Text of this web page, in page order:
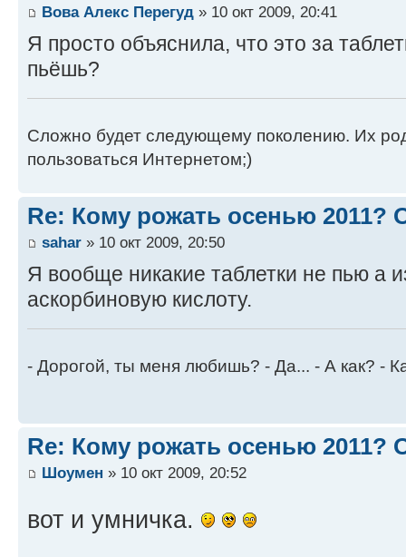
Вова Алекс Перегуд » 10 окт 2009, 20:41
Я просто объяснила, что это за
пьёшь?
Сложно будет следующему поколению. Их
пользоваться Интернетом;)
Re: Кому рожать осенью 2011?
sahar » 10 окт 2009, 20:50
Я вообще никакие таблетки не пью а
аскорбиновую кислоту.
- Дорогой, ты меня любишь? - Да... - А как? -
Re: Кому рожать осенью 2011?
Шоумен » 10 окт 2009, 20:52
вот и умничка.